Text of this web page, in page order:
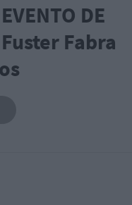
DE
Fabra